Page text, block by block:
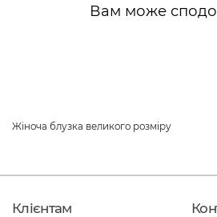
Вам може
Жіноча блузка великого розміру
Клієнтам